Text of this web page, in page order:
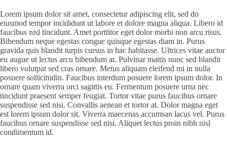
Lorem ipsum dolor sit amet, consectetur adipiscing elit, sed do
eiusmod tempor incididunt ut labore et dolore magna aliqua. Libero id
faucibus nisl tincidunt. Amet porttitor eget dolor morbi non arcu risus.
Bibendum neque egestas congue quisque egestas diam in. Purus
gravida quis blandit turpis cursus in hac habitasse. Ultrices vitae auctor
eu augue ut lectus arcu bibendum at. Pulvinar mattis nunc sed blandit
libero volutpat sed cras ornare. Metus aliquam eleifend mi in nulla
posuere sollicitudin. Faucibus interdum posuere lorem ipsum dolor. In
ornare quam viverra orci sagittis eu. Fermentum posuere urna nec
tincidunt praesent semper feugiat. Tortor vitae purus faucibus ornare
suspendisse sed nisi. Convallis aenean et tortor at. Dolor magna eget
est lorem ipsum dolor sit. Viverra maecenas accumsan lacus vel. Purus
faucibus ornare suspendisse sed nisi. Aliquet lectus proin nibh nisl
condimentum id.